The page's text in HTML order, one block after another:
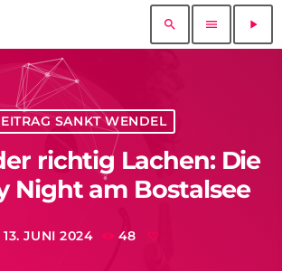
search menu play_arrow
SANKT WENDEL
richtig Lachen: Die
Night am Bostalsee
13. JUNI 2024 48